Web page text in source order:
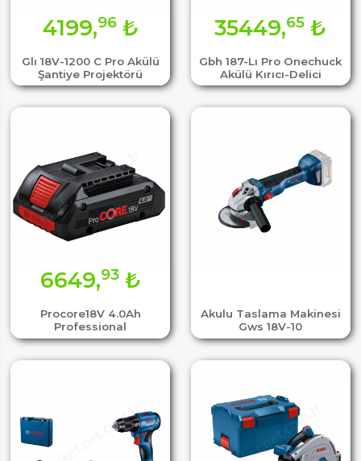
Glı 18V-1200 C Pro Akülü
Şantiye Projektörü
4199,96₺
Gbh 187-Lı Pro Onechuck
Akülü Kırıcı-Delici
35449,65 ₺
Procore18V 4.0Ah
Professional
6649,93₺
Akulu Taslama Makinesi
Gws 18V-10